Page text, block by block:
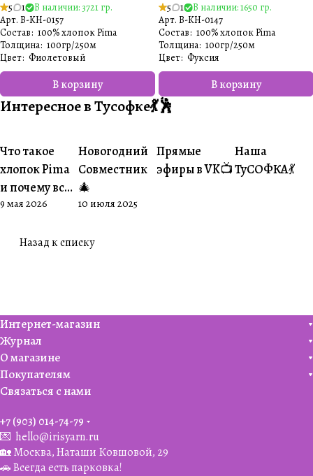
5 1
В наличии: 3721 гр.
Арт. B-KH-0157
В корзину
Состав: 100% хлопок Pima
Толщина: 100гр/250м
Цвет: Фиолетовый
5 1
В наличии: 1650 гр.
Арт. B-KH-0147
В корзину
Состав: 100% хлопок Pima
Толщина: 100гр/250м
Цвет: Фуксия
Интересное в Тусофке💃🕺
#О пряже
Что такое
хлопок Pima
и почему все
его обожают
9 мая 2026
#Совместники
Новогодний
Совместник
🎄
10 июля 2025
#Житуха
Прямые
эфиры в VK📺
Наша
ТуСОФКА💃
Назад к списку
Интернет-магазин
Журнал
О магазине
Покупателям
Связаться с нами
+7 (903) 014-74-79‬
💌 hello@irisyarn.ru
🏡 Москва, Наташи Ковшовой, 29
🚗 Всегда есть парковка!